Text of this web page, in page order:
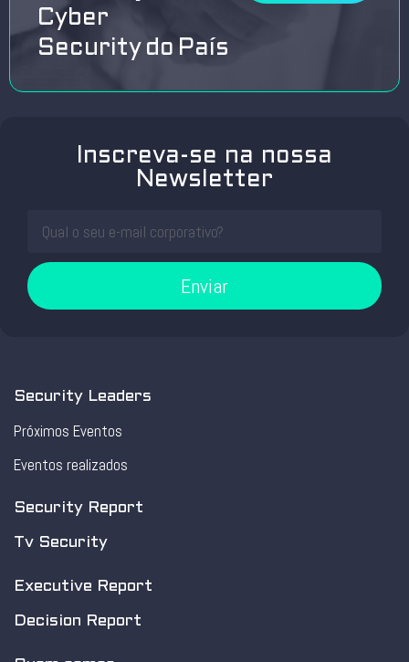
Cyber
Security do País
Inscreva-se na nossa
Newsletter
Enviar
Security Leaders
Próximos Eventos
Eventos realizados
Security Report
Tv Security
Executive Report
Decision Report